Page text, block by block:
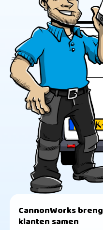
CannonWorks
klanten samen